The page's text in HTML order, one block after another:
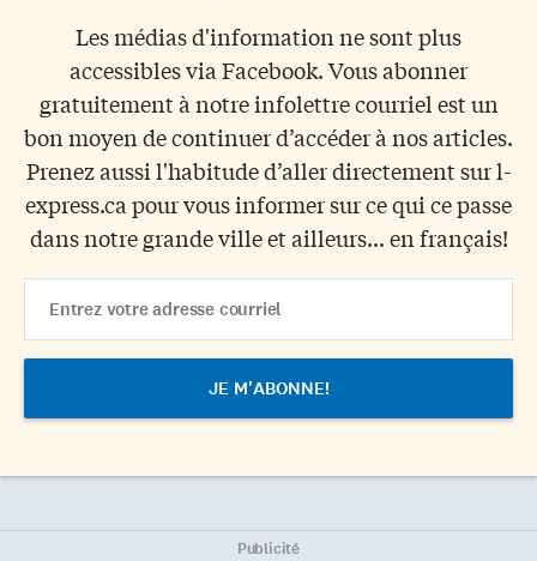
Les médias d'information ne sont plus
accessibles via Facebook. Vous abonner
gratuitement à notre infolettre courriel est un
bon moyen de continuer d’accéder à nos articles.
Prenez aussi l'habitude d’aller directement sur l-
express.ca pour vous informer sur ce qui ce passe
dans notre grande ville et ailleurs... en français!
Address
Publicité